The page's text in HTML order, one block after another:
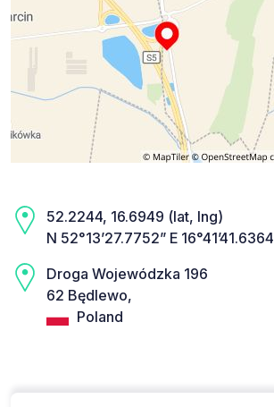
52.2244, 16.6949 (lat, lng)
N 52°13’27.7752” E
Droga Wojewódzka 196
62 Będlewo,
Poland